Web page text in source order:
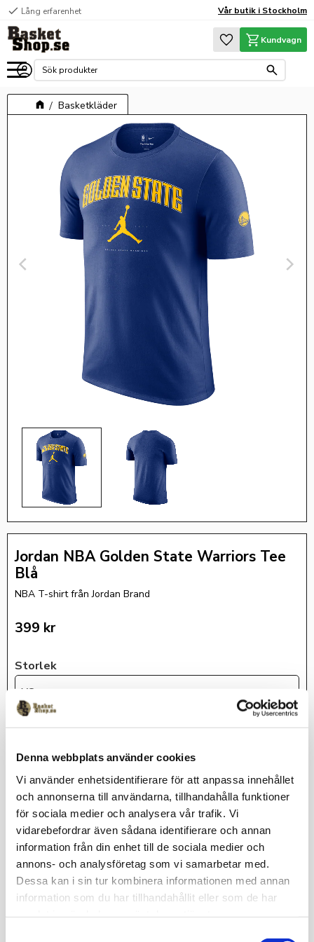
Denna webbplats använder cookies
Vi använder enhetsidentifierare för att anpassa innehållet
och annonserna till användarna, tillhandahålla funktioner
för sociala medier och analysera vår trafik. Vi
vidarebefordrar även sådana identifierare och annan
information från din enhet till de sociala medier och
annons- och analysföretag som vi samarbetar med.
Dessa kan i sin tur kombinera informationen med annan
information som du har tillhandahållit eller som de har
Meny
check Lång erfarenhet Vår butik i Stockholm
Favoriter
Kundvagn
Basketkläder
Jordan NBA Golden State Warriors Tee
Blå
NBA T-shirt från Jordan Brand
399 kr
Storlek
XS
Lagerstatus
I lager
Jordan
Skön t-shirt i 100% bomull med stort tryck fram och ett liten på